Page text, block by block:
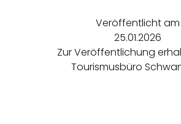
Veröffentlicht am
25.01.2026
Zur Veröffentlichung
Tourismusbüro